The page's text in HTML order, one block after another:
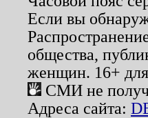
Если вы
общества,
женщин. 16+ для
СМИ не
Адреса сайта: